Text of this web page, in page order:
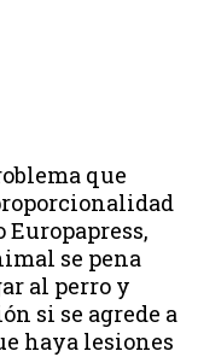
que
Europapress,
se pena
al perro y
si se agrede a
haya lesiones